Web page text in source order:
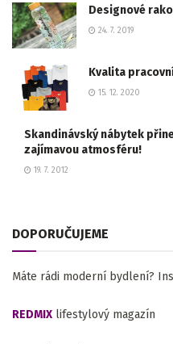
Designové
24. 7. 2019
Kvalita
15. 12. 2020
Skandinávský nábytek
zajímavou atmosféru!
19. 7. 2012
DOPORUČUJEME
Máte rádi moderní bydlení?
REDMIX lifestylový magazín